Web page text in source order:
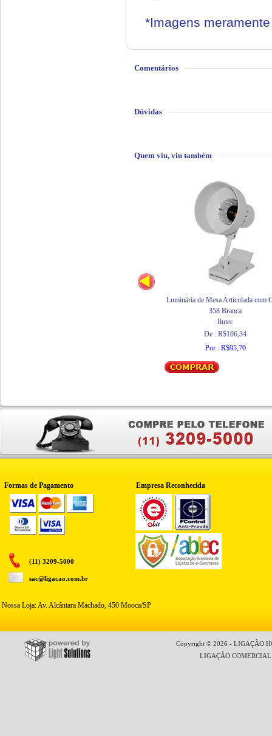
*Imagens
Comentários
Dúvidas
Quem viu, viu também
Luminária de Mesa Articulada com
358 Branca
Ilutec
De : R$106,34
Por : R$95,70
Formas de Pagamento Empresa Reconhecida
(11) 3209-5000
sac@ligacao.com.br
Nossa Loja: Av. Alcântara Machado, 450 Mooca/SP
Copyright © 2026 - LIGAÇÃO
LIGAÇÃO